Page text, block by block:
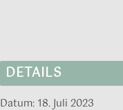
DETAILS
Datum: 18. Juli 2023